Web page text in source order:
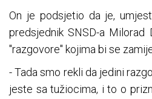
On je podsjetio da je,
predsjednik SNSD-a Milorad
"razgovore" kojima bi se
- Tada smo rekli da jedini
jeste sa tužiocima, i to o